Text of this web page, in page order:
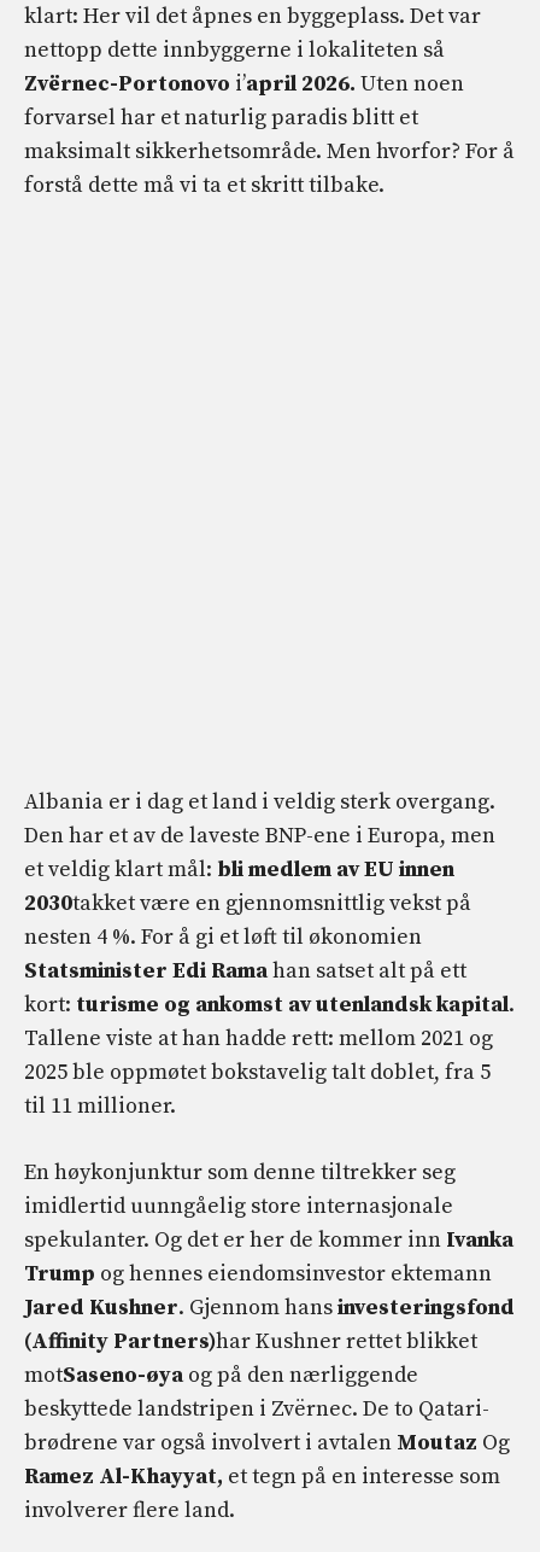
klart: Her vil det åpnes en byggeplass. Det var
nettopp dette innbyggerne i lokaliteten så
Zvërnec-Portonovo i’april 2026. Uten noen
forvarsel har et naturlig paradis blitt et
maksimalt sikkerhetsområde. Men hvorfor? For å
forstå dette må vi ta et skritt tilbake.
Albania er i dag et land i veldig sterk overgang.
Den har et av de laveste BNP-ene i Europa, men
et veldig klart mål: bli medlem av EU innen
2030takket være en gjennomsnittlig vekst på
nesten 4 %. For å gi et løft til økonomien
Statsminister Edi Ramahan satset alt på ett
kort: turisme og ankomst av utenlandsk kapital.
Tallene viste at han hadde rett: mellom 2021 og
2025 ble oppmøtet bokstavelig talt doblet, fra 5
til 11 millioner.
En høykonjunktur som denne tiltrekker seg
imidlertid uunngåelig store internasjonale
spekulanter. Og det er her de kommer inn Ivanka
Trump og hennes eiendomsinvestor ektemann
Jared Kushner. Gjennom hansinvesteringsfond
(Affinity Partners)har Kushner rettet blikket
motSaseno-øya og på den nærliggende
beskyttede landstripen i Zvërnec. De to Qatari-
brødrene var også involvert i avtalen Moutaz Og
Ramez Al-Khayyat, et tegn på en interesse som
involverer flere land.